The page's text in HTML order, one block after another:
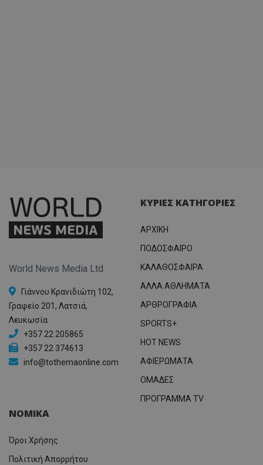
World News Media Ltd
Γιάννου Κρανιδιώτη 102,
Γραφείο 201, Λατσιά,
Λευκωσία
+357 22 205865
+357 22 374613
info@tothemaonline.com
ΚΥΡΙΕΣ ΚΑΤΗΓΟΡΙΕΣ
ΑΡΧΙΚΗ
ΠΟΔΟΣΦΑΙΡΟ
ΚΑΛΑΘΟΣΦΑΙΡΑ
ΑΛΛΑ ΑΘΛΗΜΑΤΑ
ΑΡΘΡΟΓΡΑΦΙΑ
SPORTS+
HOT NEWS
ΑΦΙΕΡΩΜΑΤΑ
ΟΜΑΔΕΣ
ΠΡΟΓΡΑΜΜΑ TV
ΝΟΜΙΚΑ
Όροι Χρήσης
Πολιτική Απορρήτου